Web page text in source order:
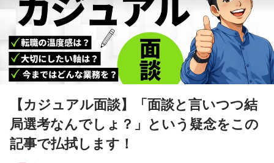
【カジュアル面談】「面談と言いつつ結
局選考なんでしょ？」という疑念をこの
記事で払拭します！